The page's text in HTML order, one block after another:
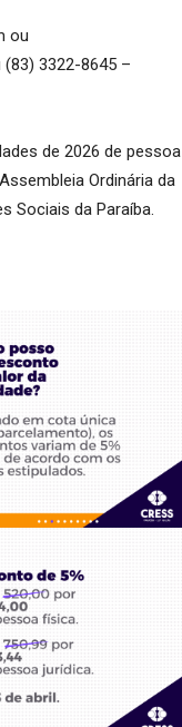
ou
3322-8645 –
de 2026 de pessoa
Ordinária da
Sociais da Paraíba.